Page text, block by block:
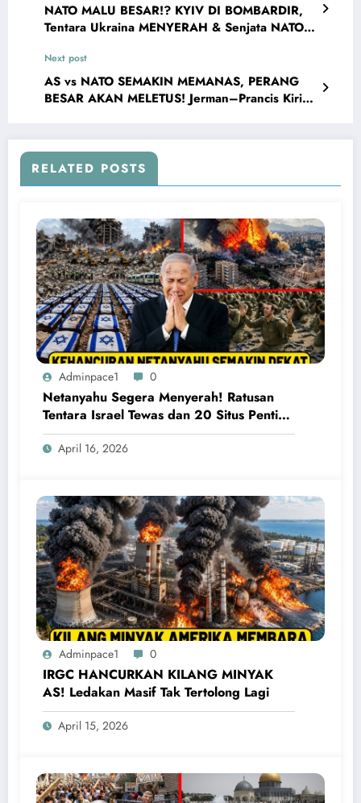
NATO MALU BESAR!? KYIV DI BOMBARDIR,
Tentara Ukraina MENYERAH & Senjata NATO
Next post
AS vs NATO SEMAKIN MEMANAS, PERANG
BESAR AKAN MELETUS! Jerman–Prancis Kirim
RELATED POSTS
Adminpace1 0
Netanyahu Segera Menyerah! Ratusan
Tentara Israel Tewas dan 20 Situs Penting
Meledak
April 16, 2026
Adminpace1 0
IRGC HANCURKAN KILANG MINYAK
AS! Ledakan Masif Tak Tertolong Lagi
April 15, 2026